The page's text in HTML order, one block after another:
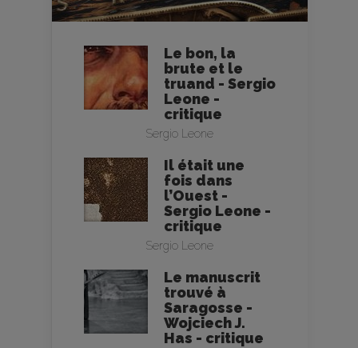
Le bon, la
brute et le
truand - Sergio
Leone -
critique
Sergio Leone
Il était une
fois dans
l’Ouest -
Sergio Leone -
critique
Sergio Leone
Le manuscrit
trouvé à
Saragosse -
Wojciech J.
Has - critique